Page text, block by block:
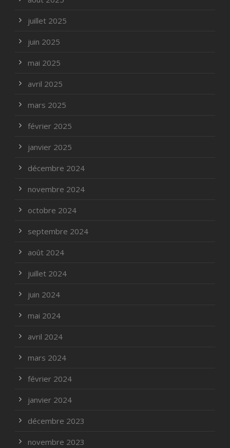
juillet 2025
juin 2025
mai 2025
avril 2025
mars 2025
février 2025
janvier 2025
décembre 2024
novembre 2024
octobre 2024
septembre 2024
août 2024
juillet 2024
juin 2024
mai 2024
avril 2024
mars 2024
février 2024
janvier 2024
décembre 2023
novembre 2023